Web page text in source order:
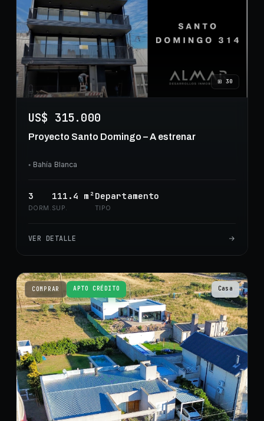
⊞30
US$ 315.000
Proyecto Santo Domingo – A estrenar
◦ Bahía Blanca
3
DORM.
111.4 m²
SUP.
Departamento
TIPO
VER DETALLE
COMPRAR APTO CRÉDITO Casa